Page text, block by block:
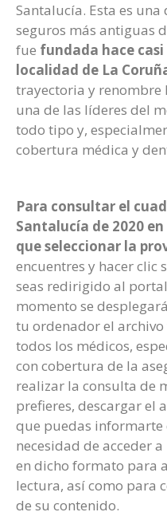
Santalucía. Esta es
seguros más antiguas
fue fundada hace casi
localidad de La
trayectoria y renombre
una de las líderes del
todo tipo y,
cobertura médica y
Para consultar el
Santalucía de 2020
que seleccionar la
encuentres y hacer clic
seas redirigido al
momento se
tu ordenador el
todos los médicos,
con cobertura de la
realizar la consulta de
prefieres, descargar el
que puedas informarte
necesidad de acceder
en dicho formato para
lectura, así como para
de su contenido.